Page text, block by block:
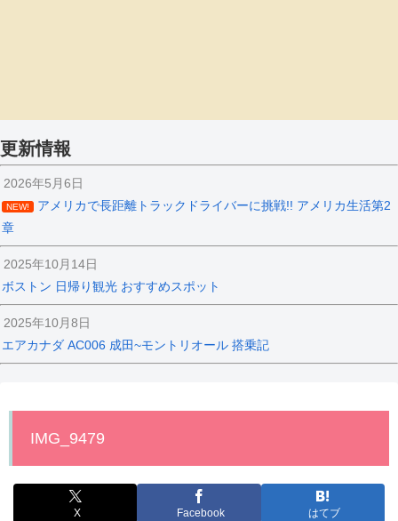
更新情報
2026年5月6日
NEW!
アメリカで長距離トラックドライバーに挑戦!! アメリカ生活第2
章
2025年10月14日
ボストン 日帰り観光 おすすめスポット
2025年10月8日
エアカナダ AC006 成田~モントリオール 搭乗記
IMG_9479
X Facebook はてブ